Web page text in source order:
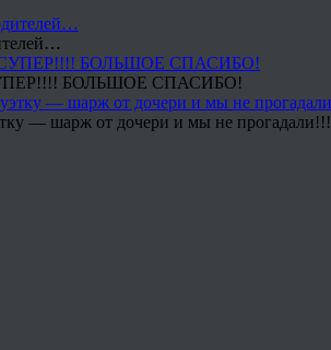
БОЛЬШОЕ СПАСИБО!
— шарж от дочери и мы не прогадали!!!